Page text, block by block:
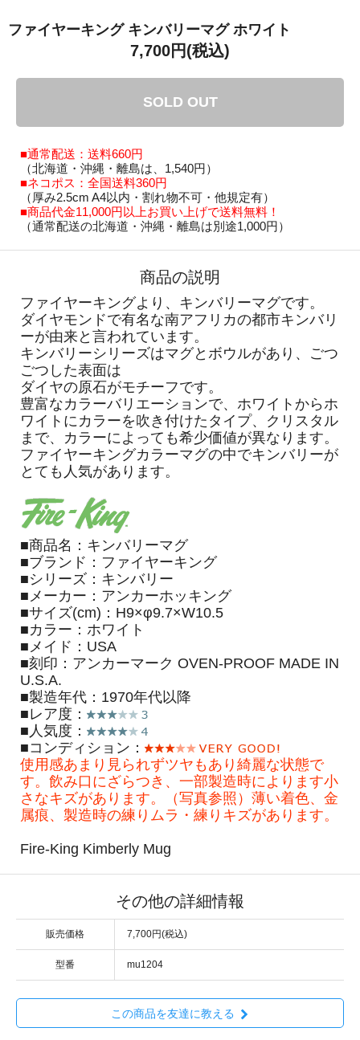
ファイヤーキング キンバリーマグ ホワイト
7,700円(税込)
SOLD OUT
■通常配送：送料660円
（北海道・沖縄・離島は、1,540円）
■ネコポス：全国送料360円
（厚み2.5cm A4以内・割れ物不可・他規定有）
■商品代金11,000円以上お買い上げで送料無料！
（通常配送の北海道・沖縄・離島は別途1,000円）
商品の説明
ファイヤーキングより、キンバリーマグです。
ダイヤモンドで有名な南アフリカの都市キンバリ
ーが由来と言われています。
キンバリーシリーズはマグとボウルがあり、ごつ
ごつした表面は
ダイヤの原石がモチーフです。
豊富なカラーバリエーションで、ホワイトからホ
ワイトにカラーを吹き付けたタイプ、クリスタル
まで、カラーによっても希少価値が異なります。
ファイヤーキングカラーマグの中でキンバリーが
とても人気があります。
■商品名：キンバリーマグ
■ブランド：ファイヤーキング
■シリーズ：キンバリー
■メーカー：アンカーホッキング
■サイズ(cm)：H9×φ9.7×W10.5
■カラー：ホワイト
■メイド：USA
■刻印：アンカーマーク OVEN-PROOF MADE IN
U.S.A.
■製造年代：1970年代以降
■レア度：
■人気度：
■コンディション：
使用感あまり見られずツヤもあり綺麗な状態で
す。飲み口にざらつき、一部製造時によります小
さなキズがあります。（写真参照）薄い着色、金
属痕、製造時の練りムラ・練りキズがあります。
Fire-King Kimberly Mug
その他の詳細情報
販売価格 7,700円(税込)
型番 mu1204
この商品を友達に教える